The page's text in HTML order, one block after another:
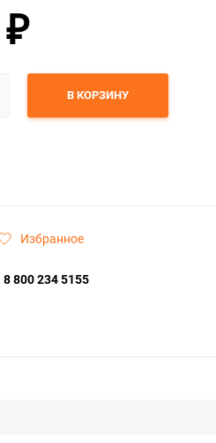
₽
В КОРЗИНУ
Избранное
8 800 234 5155